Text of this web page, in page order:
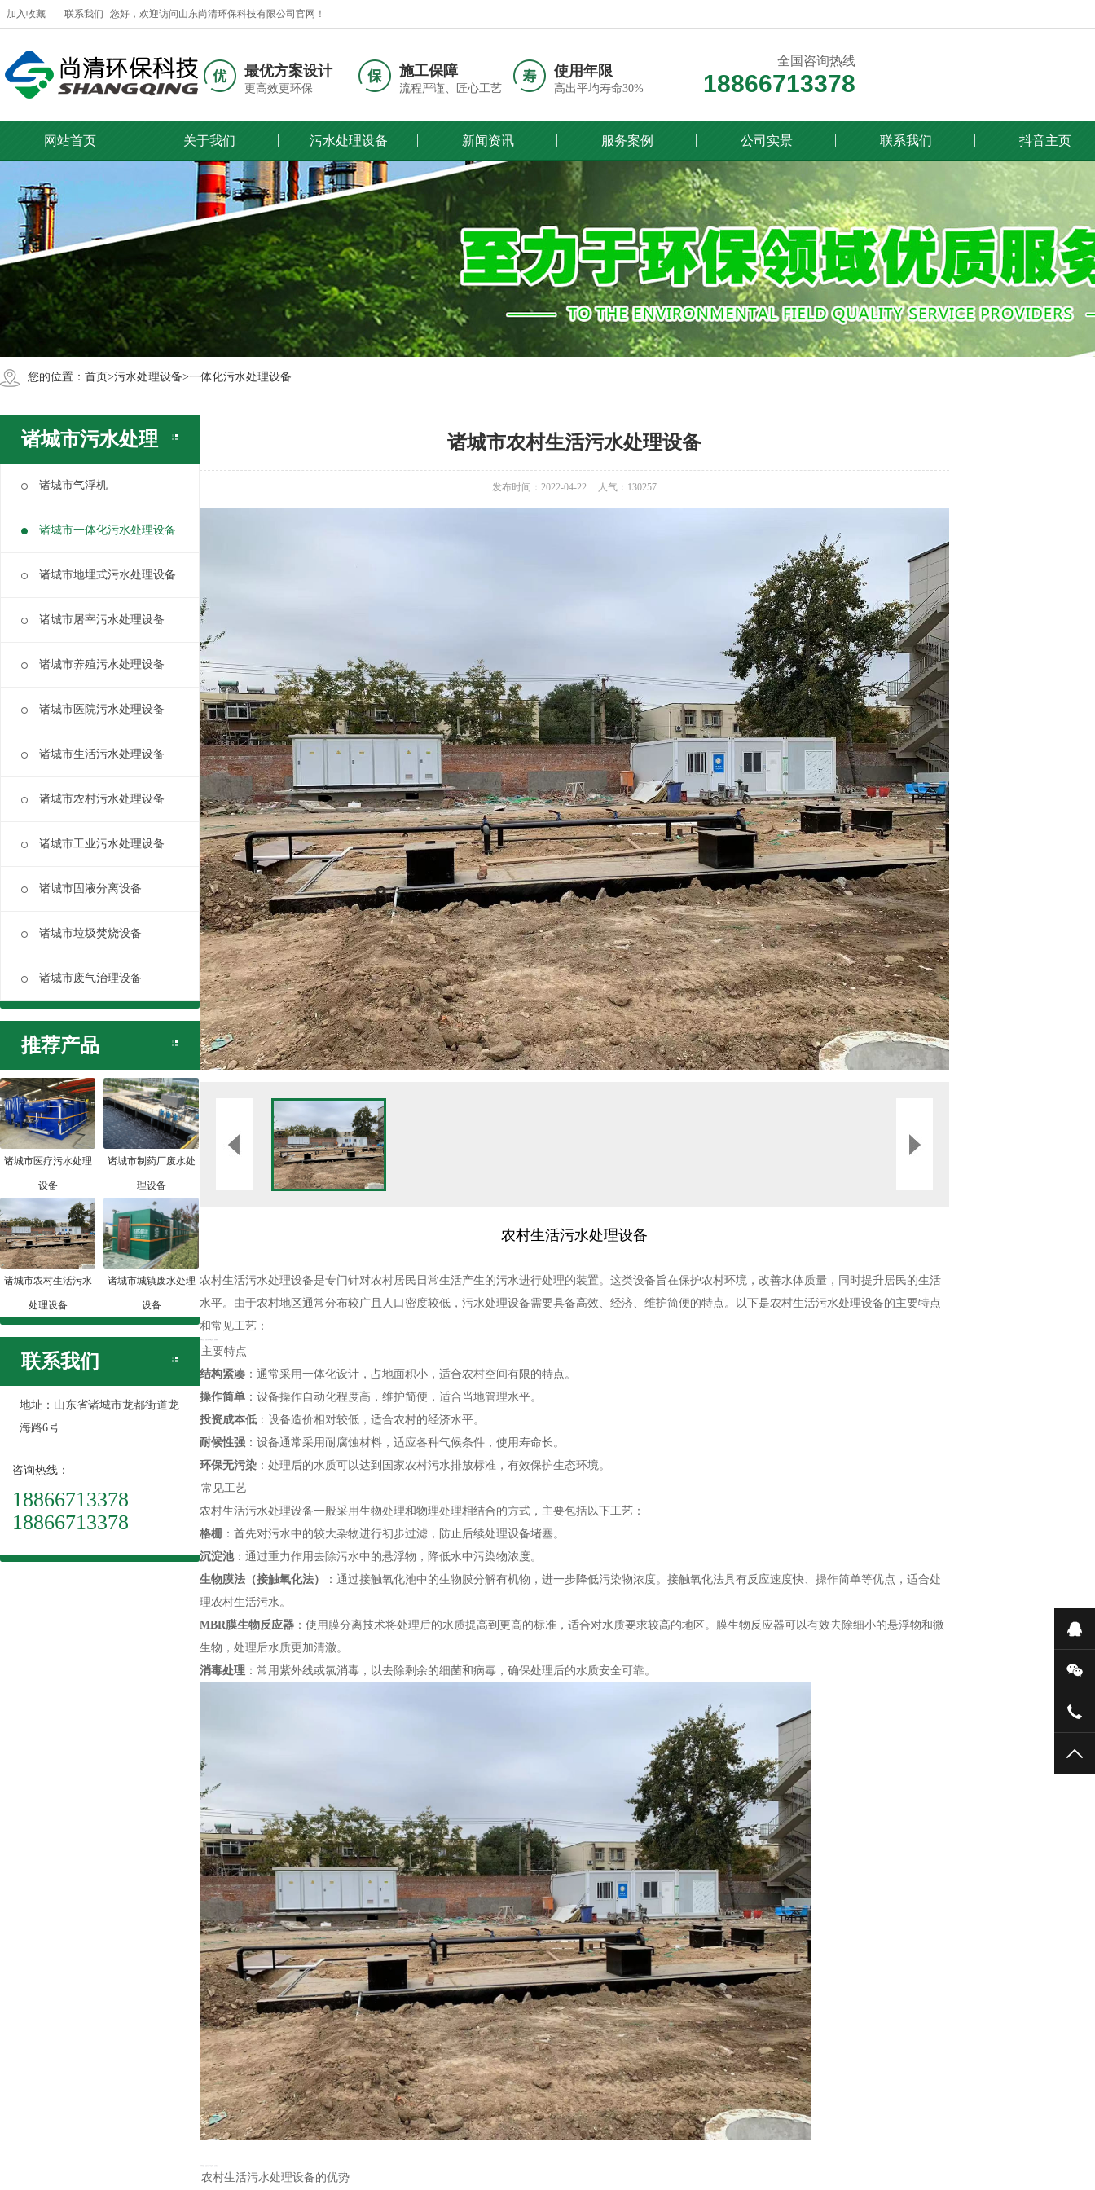
加入收藏 联系我们 您好，欢迎访问山东尚清环保科技有限公司官网！
最优方案设计
更高效更环保
施工保障
流程严谨、匠心工艺
使用年限
高出平均寿命30%
全国咨询热线
18866713378
网站首页 关于我们 污水处理设备 新闻资讯 服务案例 公司实景 联系我们 抖音主页
您的位置： 首页>污水处理设备>一体化污水处理设备
诸城市污水处理
设备诸城市气浮机
诸城市一体化污水处理设备
诸城市地埋式污水处理设备
诸城市屠宰污水处理设备
诸城市养殖污水处理设备
诸城市医院污水处理设备
诸城市生活污水处理设备
诸城市农村污水处理设备
诸城市工业污水处理设备
诸城市固液分离设备
诸城市垃圾焚烧设备
诸城市废气治理设备
推荐产品
诸城市医疗污水处理
设备
诸城市制药厂废水处
理设备
诸城市农村生活污水
处理设备
诸城市城镇废水处理
设备
联系我们
地址：山东省诸城市龙都街道龙
海路6号
咨询热线：
18866713378
18866713378
诸城市农村生活污水处理设备
发布时间：2022-04-22 人气： 130257
农村生活污水处理设备
农村生活污水处理设备是专门针对农村居民日常生活产生的污水进行处理的装置。这类设备旨在保护农村环境，改善水体质量，同时提升居民的生活
水平。由于农村地区通常分布较广且人口密度较低，污水处理设备需要具备高效、经济、维护简便的特点。以下是农村生活污水处理设备的主要特点
和常见工艺：
主要特点
结构紧凑 ：通常采用一体化设计，占地面积小，适合农村空间有限的特点。
操作简单 ：设备操作自动化程度高，维护简便，适合当地管理水平。
投资成本低 ：设备造价相对较低，适合农村的经济水平。
耐候性强 ：设备通常采用耐腐蚀材料，适应各种气候条件，使用寿命长。
环保无污染 ：处理后的水质可以达到国家农村污水排放标准，有效保护生态环境。
常见工艺
农村生活污水处理设备一般采用生物处理和物理处理相结合的方式，主要包括以下工艺：
格栅 ：首先对污水中的较大杂物进行初步过滤，防止后续处理设备堵塞。
沉淀池：通过重力作用去除污水中的悬浮物，降低水中污染物浓度。
生物膜法（接触氧化法）
：通过接触氧化池中的生物膜分解有机物，进一步降低污染物浓度。接触氧化法具有反应速度快、操作简单等优点，适合处
理农村生活污水。
MBR膜生物反应器 ：使用膜分离技术将处理后的水质提高到更高的标准，适合对水质要求较高的地区。膜生物反应器可以有效去除细小的悬浮物和微
生物，处理后水质更加清澈。
消毒处理 ：常用紫外线或氯消毒，以去除剩余的细菌和病毒，确保处理后的水质安全可靠。
农村生活污水处理设备的优势
在
微